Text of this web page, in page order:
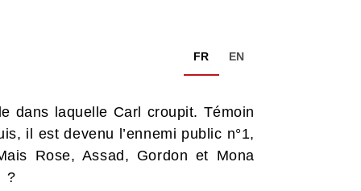
FR EN
dans laquelle Carl croupit. Témoin
il est devenu l’ennemi public n°1,
Rose, Assad, Gordon et Mona
?